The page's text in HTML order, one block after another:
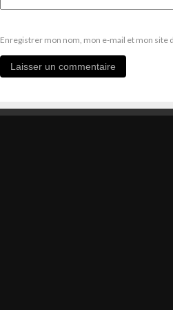
Enregistrer mon nom, mon e-mail et mon site